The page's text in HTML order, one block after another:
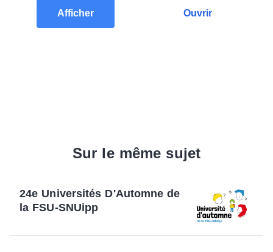
Afficher Ouvrir
Sur le même sujet
24e Universités D'Automne de
la FSU-SNUipp